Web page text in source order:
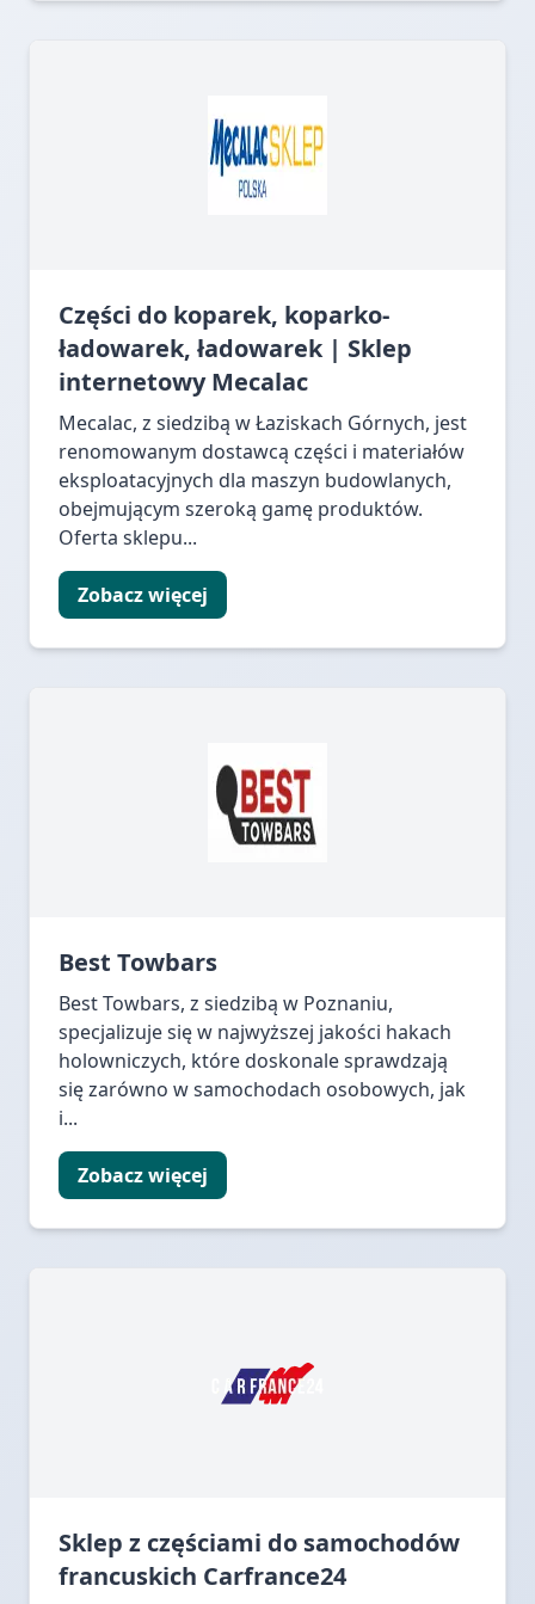
Części do koparek, koparko-
ładowarek, ładowarek | Sklep
internetowy Mecalac
Mecalac, z siedzibą w Łaziskach Górnych, jest
renomowanym dostawcą części i materiałów
eksploatacyjnych dla maszyn budowlanych,
obejmującym szeroką gamę produktów.
Oferta sklepu...
Zobacz więcej
Best Towbars
Best Towbars, z siedzibą w Poznaniu,
specjalizuje się w najwyższej jakości hakach
holowniczych, które doskonale sprawdzają
się zarówno w samochodach osobowych, jak
i...
Zobacz więcej
Sklep z częściami do samochodów
francuskich Carfrance24